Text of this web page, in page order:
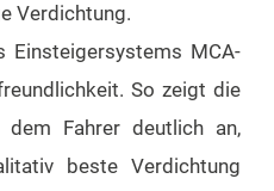
Verdichtung.
Einsteigersystems MCA-
So zeigt die
Fahrer deutlich an,
beste Verdichtung